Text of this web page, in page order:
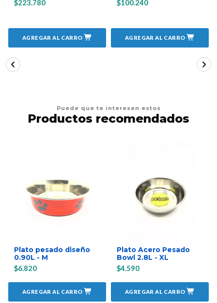
$223.780
AGREGAR AL CARRO
$100.240
AGREGAR AL CARRO
Puede que te interesen estos
Productos recomendados
Plato pesado diseño
0.90L - M
$6.820
AGREGAR AL CARRO
Plato Acero Pesado
Bowl 2.8L - XL
$4.590
AGREGAR AL CARRO